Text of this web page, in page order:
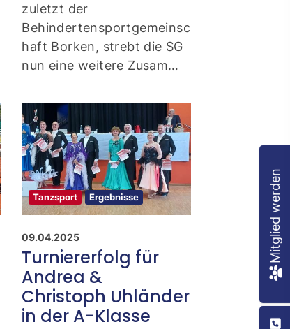
zuletzt der
Behindertensportgemeinsc
haft Borken, strebt die SG
nun eine weitere Zusam…
Tanzsport Ergebnisse
09.04.2025
Turniererfolg für
Andrea &
Christoph Uhländer
in der A-Klasse
Mitglied werden